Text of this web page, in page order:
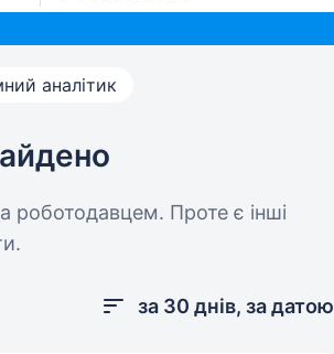
аналітик
роботодавцем. Проте є інші
за 30 днів, за датою